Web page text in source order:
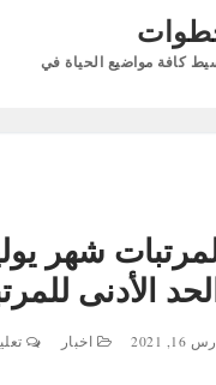
كافة مواضيع الحياة في
الأدنى
2021 اخبار